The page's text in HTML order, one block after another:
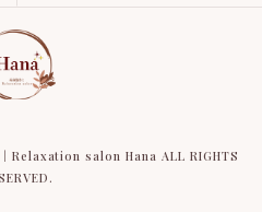
Relaxation salon Hana ALL RIGHTS